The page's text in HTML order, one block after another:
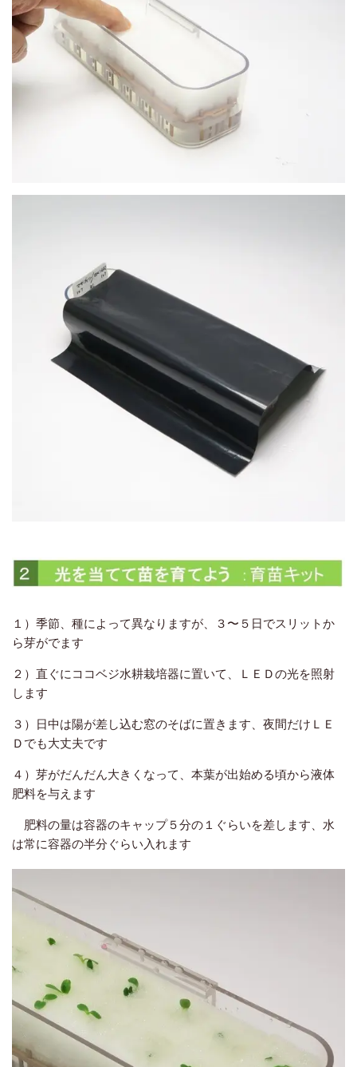
１）季節、種によって異なりますが、３〜５日でスリットか
ら芽がでます
２）直ぐにココベジ水耕栽培器に置いて、ＬＥＤの光を照射
します
３）日中は陽が差し込む窓のそばに置きます、夜間だけＬＥ
Ｄでも大丈夫です
４）芽がだんだん大きくなって、本葉が出始める頃から液体
肥料を与えます
肥料の量は容器のキャップ５分の１ぐらいを差します、水
は常に容器の半分ぐらい入れます